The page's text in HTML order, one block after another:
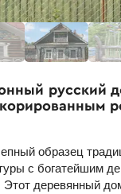
русский
образец
с богатейшим
деревянный